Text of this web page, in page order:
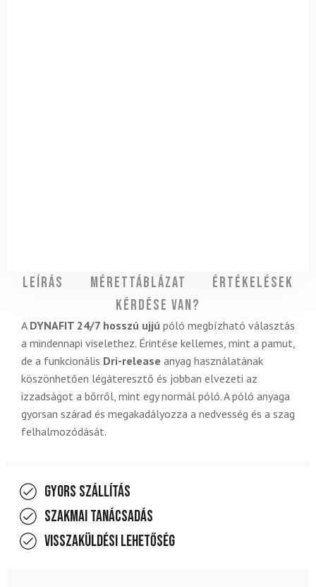
Leírás Mérettáblázat
Értékelések
Kérdése van?
A DYNAFIT 24/7 hosszú ujjú póló megbízható választás
a mindennapi viselethez. Érintése kellemes, mint a pamut,
de a funkcionális Dri-release anyag használatának
köszönhetően légáteresztő és jobban elvezeti az
izzadságot a bőrről, mint egy normál póló. A póló anyaga
gyorsan szárad és megakadályozza a nedvesség és a szag
felhalmozódását.
Gyors szállítás
Szakmai tanácsadás
Visszaküldési lehetőség